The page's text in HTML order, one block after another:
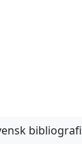
bibliografi